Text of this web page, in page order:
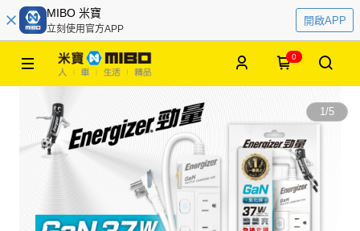
MIBO 米寶
立刻使用官方APP
開啟APP
0
1/5